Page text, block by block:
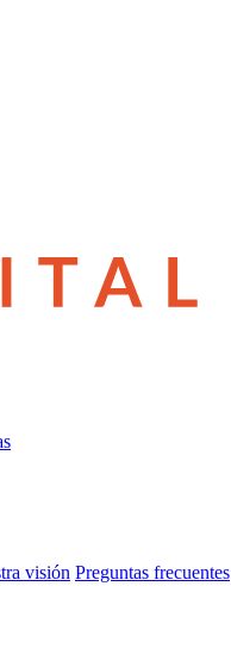
visión Preguntas frecuentes